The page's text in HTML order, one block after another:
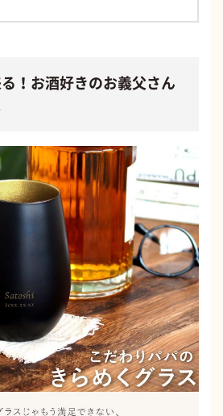
！お酒好きのお義父さん